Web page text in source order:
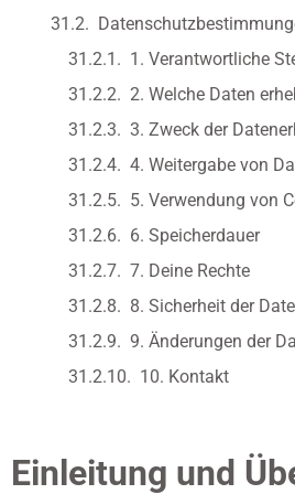
1. Verantwortliche
2. Welche Daten
3. Zweck der
4. Weitergabe von
5. Verwendung von
6. Speicherdauer
7. Deine Rechte
8. Sicherheit der
9. Änderungen der
10. Kontakt
Einleitung und